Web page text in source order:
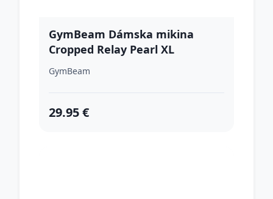
GymBeam Dámska mikina
Cropped Relay Pearl XL
GymBeam
29.95 €